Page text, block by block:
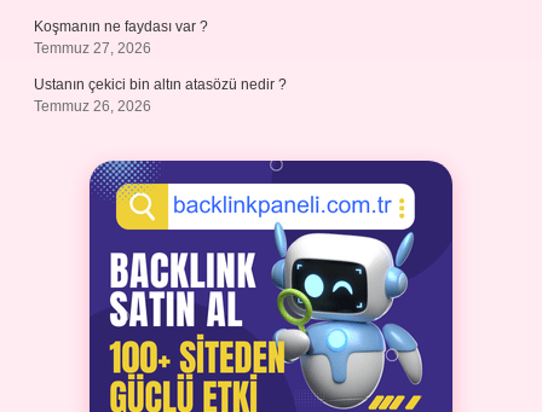
Koşmanın ne faydası var ?
Temmuz 27, 2026
Ustanın çekici bin altın atasözü nedir ?
Temmuz 26, 2026